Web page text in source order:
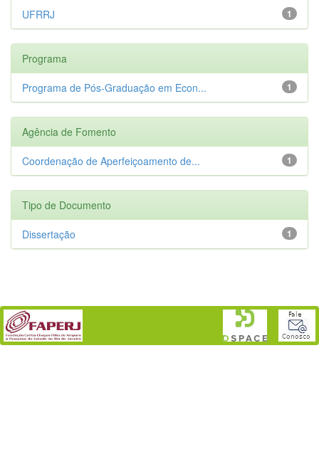
1
UFRRJ
Programa
1
Programa de Pós-Graduação em Econ...
Agência de Fomento
1
Coordenação de Aperfeiçoamento de...
Tipo de Documento
1
Dissertação